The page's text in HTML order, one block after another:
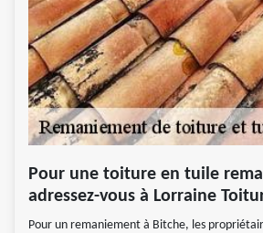
Pour une toiture en tuile
adressez-vous à Lorraine
Pour un remaniement à Bitche, les